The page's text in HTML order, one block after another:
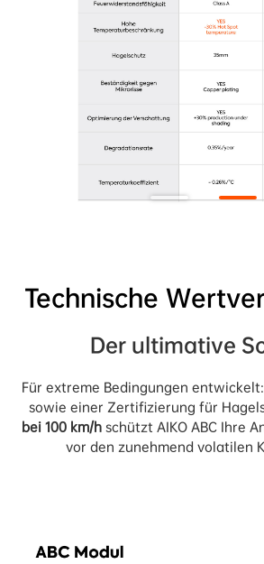
Technische
Der ultimative
Für extreme Bedingungen
sowie einer Zertifizierung für
bei 100 km/h schützt AIKO ABC Ihre
vor den zunehmend volatilen